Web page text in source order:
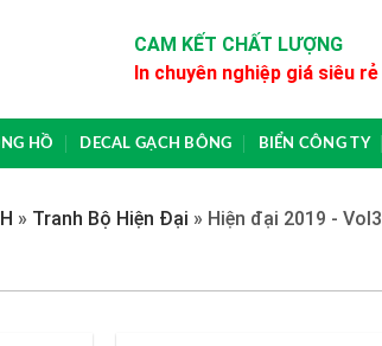
CAM KẾT CHẤT LƯỢNG
In chuyên nghiệp giá siêu rẻ
HỒ DECAL GẠCH BÔNG BIỂN CÔNG TY
» Tranh Bộ Hiện Đại » Hiện đại 2019 - Vol3